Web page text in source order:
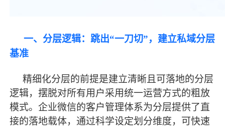
一、分层逻辑：跳出“一刀切”，建立私域分层
基准
精细化分层的前提是建立清晰且可落地的分层
逻辑，摆脱对所有用户采用统一运营方式的粗放
模式。企业微信的客户管理体系为分层提供了直
接的落地载体，通过科学设定划分维度，可快速